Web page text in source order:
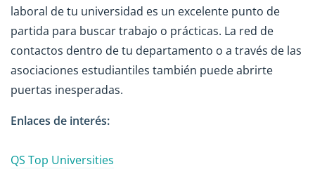
laboral de tu universidad es un excelente punto de
partida para buscar trabajo o prácticas. La red de
contactos dentro de tu departamento o a través de las
asociaciones estudiantiles también puede abrirte
puertas inesperadas.
Enlaces de interés:
QS Top Universities